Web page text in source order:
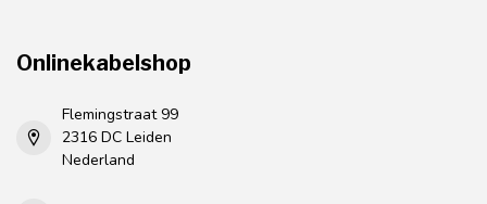
Onlinekabelshop
Flemingstraat 99
2316 DC Leiden
Nederland